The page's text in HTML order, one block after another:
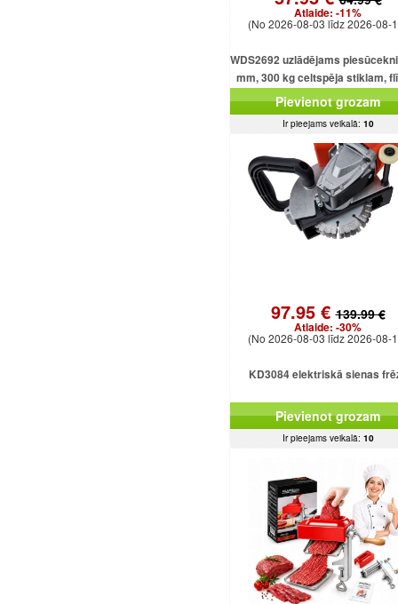
Atlaide: -11%
(No 2026-08-03 līdz 2026-08-
WDS2692 uzlādējams
mm, 300 kg celtspēja stiklam,
un loksnēm
Pievienot grozam
Ir pieejams veikalā: 10
97.95 €139.99 €
Atlaide: -30%
(No 2026-08-03 līdz 2026-08-
KD3084 elektriskā sienas
Pievienot grozam
Ir pieejams veikalā: 10